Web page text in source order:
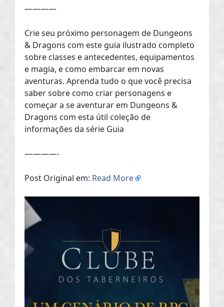
————
Crie seu próximo personagem de Dungeons
& Dragons com este guia ilustrado completo
sobre classes e antecedentes, equipamentos
e magia, e como embarcar em novas
aventuras. Aprenda tudo o que você precisa
saber sobre como criar personagens e
começar a se aventurar em Dungeons &
Dragons com esta útil coleção de
informações da série Guia
————-
Post Original em: Read More